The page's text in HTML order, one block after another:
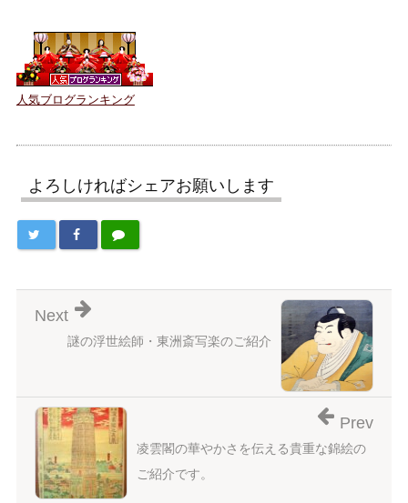
人気ブログランキング
よろしければシェアお願いします
謎の浮世絵師・東洲斎写楽のご紹介
Next
凌雲閣の華やかさを伝える貴重な錦絵の
ご紹介です。
Prev